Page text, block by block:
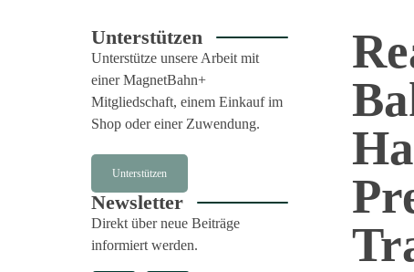
Unterstützen
Unterstütze unsere Arbeit mit
einer MagnetBahn+
Mitgliedschaft, einem Einkauf im
Shop oder einer Zuwendung.
Unterstützen
Newsletter
Direkt über neue Beiträge
informiert werden.